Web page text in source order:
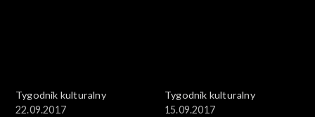
Tygodnik kulturalny
22.09.2017
Tygodnik kulturalny
15.09.2017